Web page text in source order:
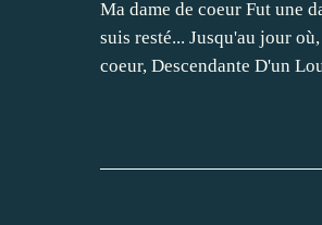
Ma dame de coeur Fut une
suis resté... Jusqu'au jour
coeur, Descendante D'un